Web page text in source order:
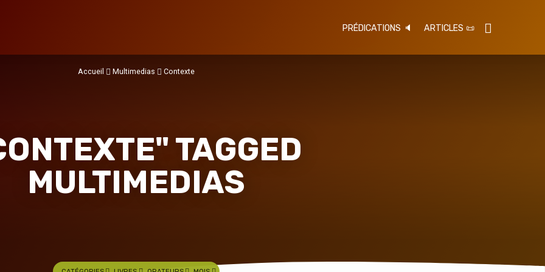
PRÉDICATIONS 🔈 ARTICLES 📜
TAGGED
MULTIMEDIAS
Accueil Multimedias Contexte